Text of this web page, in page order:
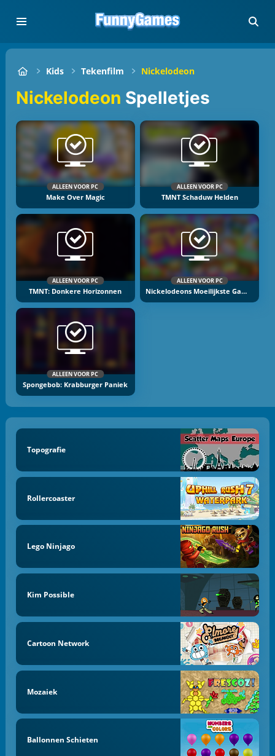
Kids Tekenfilm Nickelodeon
Nickelodeon Spelletjes
ALLEEN VOOR PC
Make Over Magic
ALLEEN VOOR PC
TMNT Schaduw Helden
ALLEEN VOOR PC
TMNT: Donkere Horizonnen
ALLEEN VOOR PC
Nickelodeons Moeilijkste Game Ooit
ALLEEN VOOR PC
Spongebob: Krabburger Paniek
Topografie
Rollercoaster
Lego Ninjago
Kim Possible
Cartoon Network
Mozaiek
Ballonnen Schieten